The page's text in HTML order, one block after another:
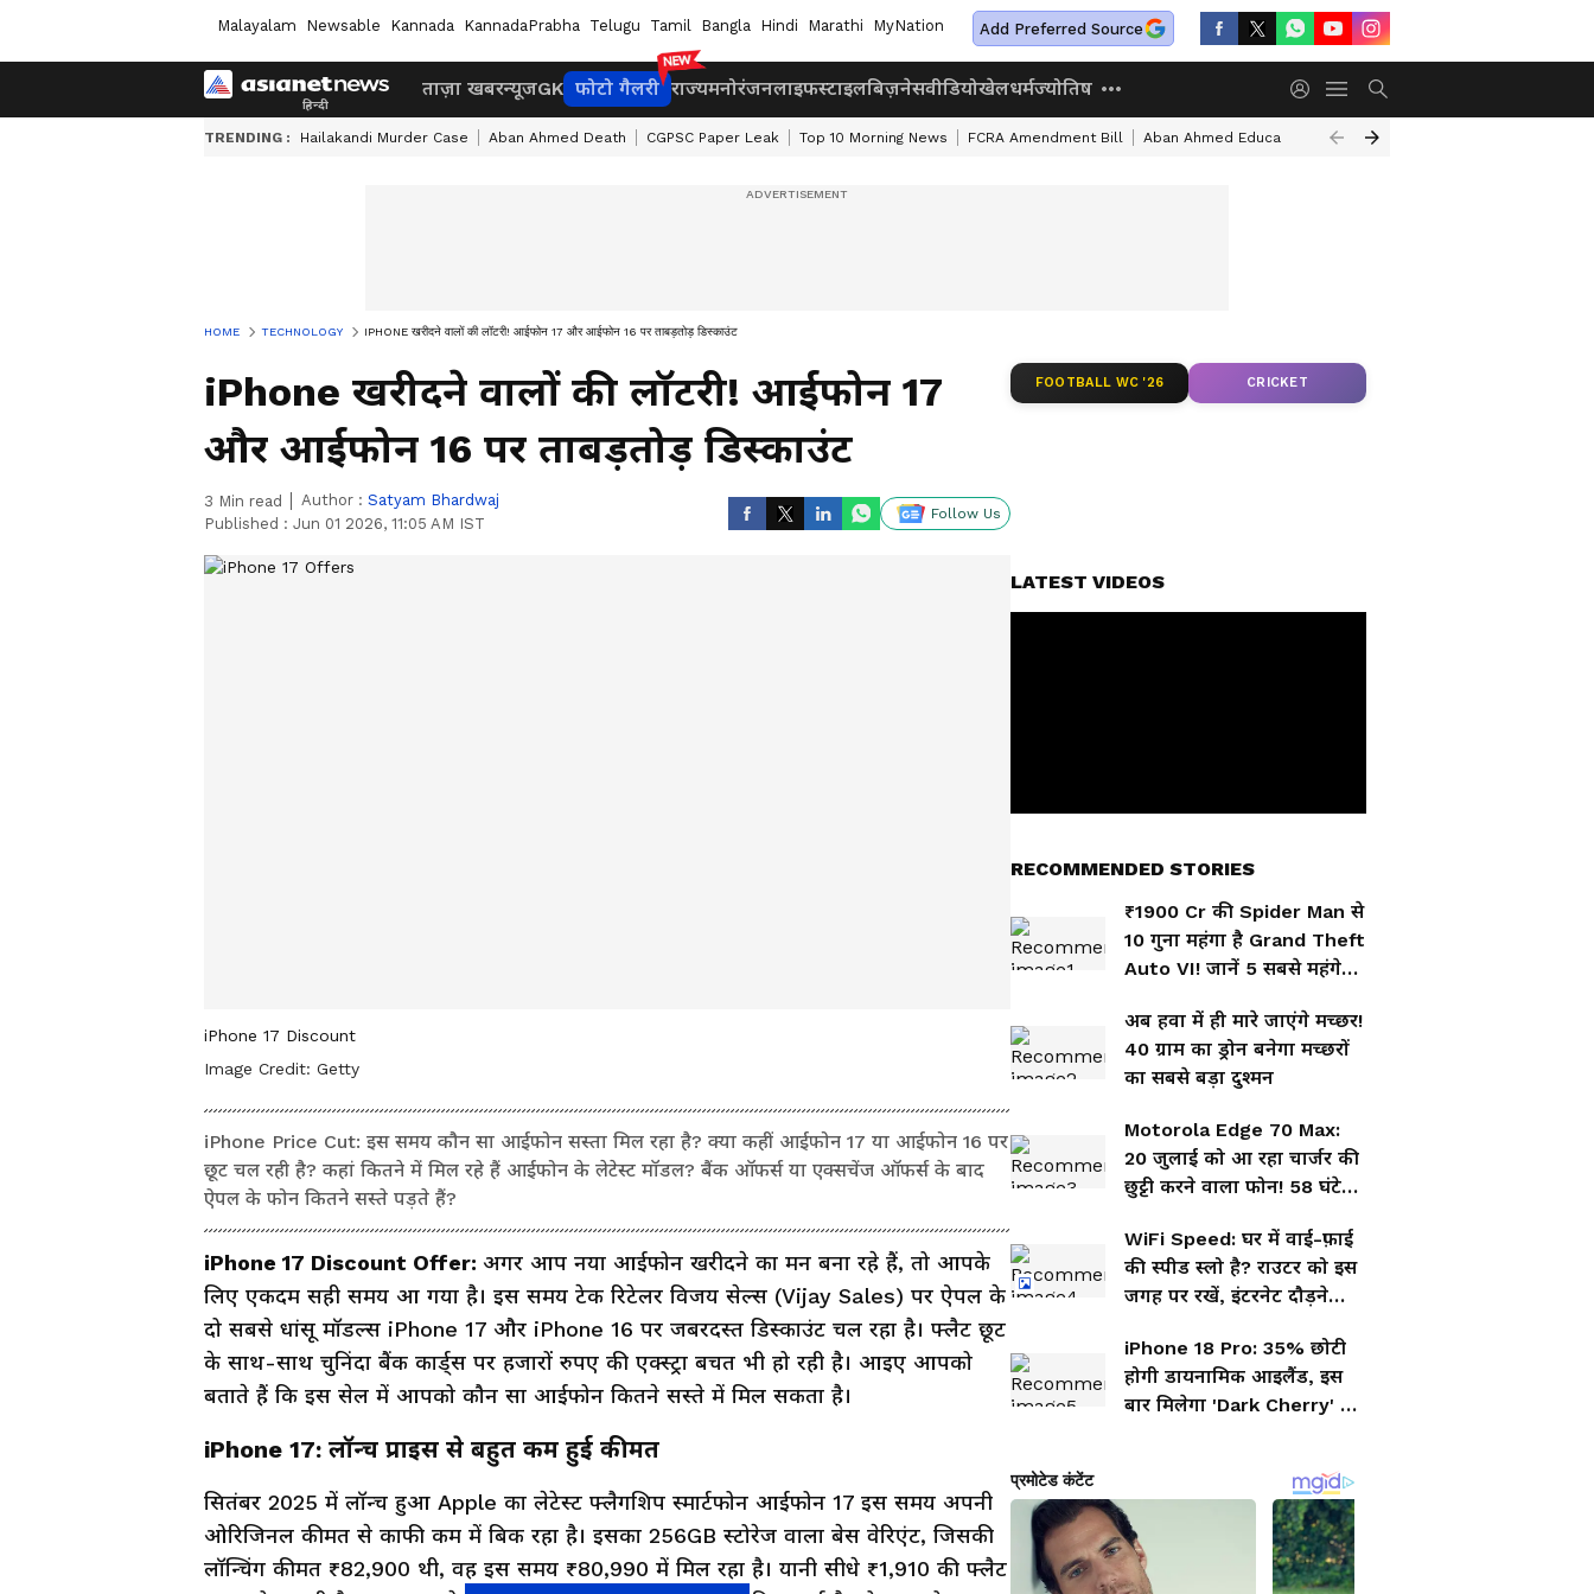
Malayalam Newsable Kannada KannadaPrabha Telugu Tamil Bangla Hindi Marathi MyNation Add Preferred Source
ताज़ा खबरन्यूजGK फोटो गैलरी राज्यमनोरंजनलाइफस्टाइलबिज़नेसवीडियोखेलधर्मज्योतिष
TRENDING : Hailakandi Murder Case Aban Ahmed Death CGPSC Paper Leak Top 10 Morning News FCRA Amendment Bill Aban Ahmed Educational Qualification
HOME TECHNOLOGY IPHONE खरीदने वालों की लॉटरी! आईफोन 17 और आईफोन 16 पर ताबड़तोड़ डिस्काउंट
iPhone खरीदने वालों की लॉटरी! आईफोन 17
और आईफोन 16 पर ताबड़तोड़ डिस्काउंट
3 Min read Author : Satyam Bhardwaj
Published : Jun 01 2026, 11:05 AM IST
Follow Us
iPhone 17 Discount
Image Credit: Getty
iPhone Price Cut: इस समय कौन सा आईफोन सस्ता मिल रहा है? क्या कहीं आईफोन 17 या आईफोन 16 पर
छूट चल रही है? कहां कितने में मिल रहे हैं आईफोन के लेटेस्ट मॉडल? बैंक ऑफर्स या एक्सचेंज ऑफर्स के बाद
ऐपल के फोन कितने सस्ते पड़ते हैं?
iPhone 17 Discount Offer: अगर आप नया आईफोन खरीदने का मन बना रहे हैं, तो आपके
लिए एकदम सही समय आ गया है। इस समय टेक रिटेलर विजय सेल्स (Vijay Sales) पर ऐपल के
दो सबसे धांसू मॉडल्स iPhone 17 और iPhone 16 पर जबरदस्त डिस्काउंट चल रहा है। फ्लैट छूट
के साथ-साथ चुनिंदा बैंक कार्ड्स पर हजारों रुपए की एक्स्ट्रा बचत भी हो रही है। आइए आपको
बताते हैं कि इस सेल में आपको कौन सा आईफोन कितने सस्ते में मिल सकता है।
iPhone 17: लॉन्च प्राइस से बहुत कम हुई कीमत
सितंबर 2025 में लॉन्च हुआ Apple का लेटेस्ट फ्लैगशिप स्मार्टफोन आईफोन 17 इस समय अपनी
ओरिजिनल कीमत से काफी कम में बिक रहा है। इसका 256GB स्टोरेज वाला बेस वेरिएंट, जिसकी
लॉन्चिंग कीमत ₹82,900 थी, वह इस समय ₹80,990 में मिल रहा है। यानी सीधे ₹1,910 की फ्लैट
FOOTBALL WC '26 CRICKET
LATEST VIDEOS
RECOMMENDED STORIES
₹1900 Cr की Spider Man से
10 गुना महंगा है Grand Theft
Auto VI! जानें 5 सबसे महंगे
अब हवा में ही मारे जाएंगे मच्छर!
40 ग्राम का ड्रोन बनेगा मच्छरों
का सबसे बड़ा दुश्मन
Motorola Edge 70 Max:
20 जुलाई को आ रहा चार्जर की
छुट्टी करने वाला फोन! 58 घंटे
WiFi Speed: घर में वाई-फ़ाई
की स्पीड स्लो है? राउटर को इस
जगह पर रखें, इंटरनेट दौड़ने
iPhone 18 Pro: 35% छोटी
होगी डायनामिक आइलैंड, इस
बार मिलेगा 'Dark Cherry' का